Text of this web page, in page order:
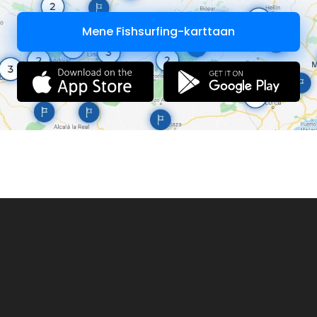
Mene Fishsurfing-karttaan